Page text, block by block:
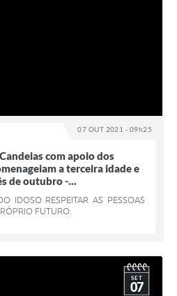
07 OUT 2021 - 09h25
com apoio dos
a terceira idade e
de outubro -...
IDOSO RESPEITAR AS PESSOAS
FUTURO.
SET
07